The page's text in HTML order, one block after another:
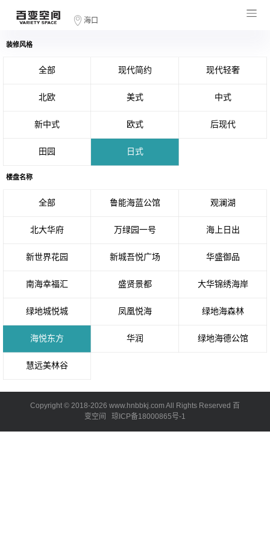
海口
装修风格
全部 现代简约 现代轻奢
北欧 美式 中式
新中式 欧式 后现代
田园 日式
楼盘名称
全部 鲁能海蓝公馆 观澜湖
北大华府 万绿园一号 海上日出
新世界花园 新城吾悦广场 华盛御品
南海幸福汇 盛贤景都 大华锦绣海岸
绿地城悦城 凤凰悦海 绿地海森林
海悦东方 华润 绿地海德公馆
慧远美林谷
Copyright © 2018-2026 www.hnbbkj.com All Rights Reserved 百
变空间 琼ICP备18000865号-1